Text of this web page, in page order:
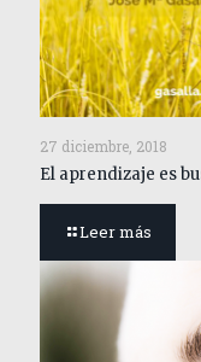
27 diciembre, 2018
El aprendizaje es
Leer más